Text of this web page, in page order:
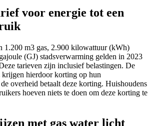
voor energie tot een
1.200 m3 gas, 2.900 kilowattuur (kWh)
(GJ) stadsverwarming gelden in 2023
tarieven zijn inclusief belastingen. De
krijgen hierdoor korting op hun
overheid betaalt deze korting. Huishoudens
hoeven niets te doen om deze korting te
met gas water licht